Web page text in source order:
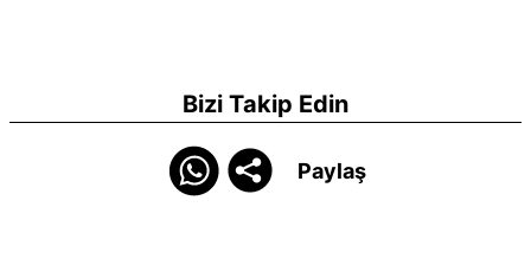
Bizi Takip Edin
Paylaş